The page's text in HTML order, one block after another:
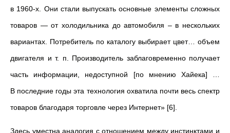
в 1960-х. Они стали выпускать основные элементы сложных
товаров — от холодильника до автомобиля – в нескольких
вариантах. Потребитель по каталогу выбирает цвет… объем
двигателя и т. п. Производитель заблаговременно получает
часть информации, недоступной [по мнению Хайека] …
В последние годы эта технология охватила почти весь спектр
товаров благодаря торговле через Интернет» [6].
Здесь уместна аналогия с отношением между инстинктами и